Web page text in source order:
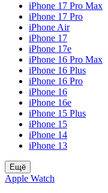
iPhone 17 Pro Max
iPhone 17 Pro
iPhone Air
iPhone 17
iPhone 17e
iPhone 16 Pro Max
iPhone 16 Plus
iPhone 16 Pro
iPhone 16
iPhone 16e
iPhone 15 Plus
iPhone 15
iPhone 14
iPhone 13
Ещё
Apple Watch